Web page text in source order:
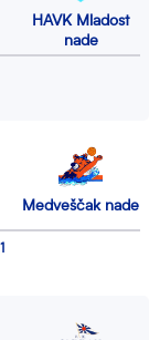
HAVK Mladost
nade
Medveščak nade